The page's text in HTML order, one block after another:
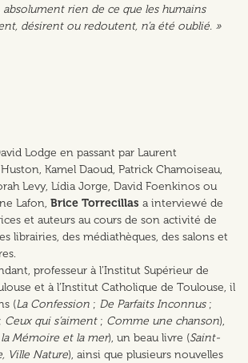
rien de ce que les humains
désirent ou redoutent, n’a été oublié. »
Lodge en passant par Laurent
Kamel Daoud, Patrick Chamoiseau,
Levy, Lídia Jorge, David Foenkinos ou
Lafon, Brice Torrecillas a interviewé de
et auteurs au cours de son activité de
librairies, des médiathèques, des salons et
professeur à l’Institut Supérieur de
et à l’Institut Catholique de Toulouse, il
(La Confession ; De Parfaits Inconnus;
Ceux qui s’aiment; Comme une chanson),
Mémoire et la mer), un beau livre (Saint-
Ville Nature), ainsi que plusieurs nouvelles